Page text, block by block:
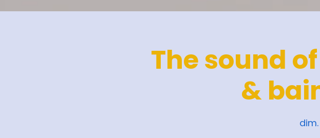
The sound
&